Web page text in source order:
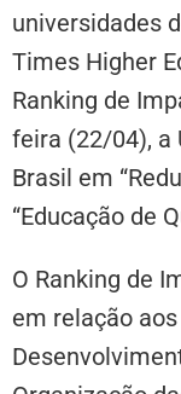
universidades
Times Higher
Ranking de
feira (22/04), a
Brasil em
“Educação de
O Ranking de
em relação